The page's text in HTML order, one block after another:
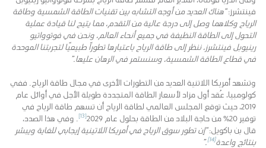
فينتشرز:“هناك العديد من أوجه التشابه بين تقنيات الطاقة الشمسية وطاقة
الرياح وكلاهما وصل إلى درجة عالية من التقدم، مما يتيح لنا قيادة عملية
التحول إلى الطاقة النظيفة في جميع أنحاء العالم، ونحن في فوتوواتيو
رينيوبل فينتشرز، ننظر إلى طاقة الرياح باعتبارها تطوراً طبيعيًا لتجربتنا الموحدة
في قطاع الطاقة الشمسية، وسنستمر في الرهان عليها.”
وتشهد أمريكا اللاتنية العديد من التطورات الأخرى في مجال طاقة الرياح. ففي
كولومبيا، عُقد أول مزاد لأسعار الطاقة المتجددة طويلة الأجل في أوائل عام
2019، حيث توقع المجلس العالمي لطاقة الرياح أن تسهم طاقة الرياح في
توفير 20% من حاجة البلاد من الطاقة بحلول عام 2029
[13]
. وفي هذا الصدد،
قال بن باكويل:“إن تطور سوق الرياح في أمريكا اللاتينية إيجابي للغاية ويبشر
بنتائج واعدة[14]
.”